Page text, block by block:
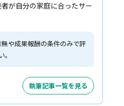
が自分の家庭に合ったサー
や成果報酬の条件のみで評
執筆記事一覧を見る